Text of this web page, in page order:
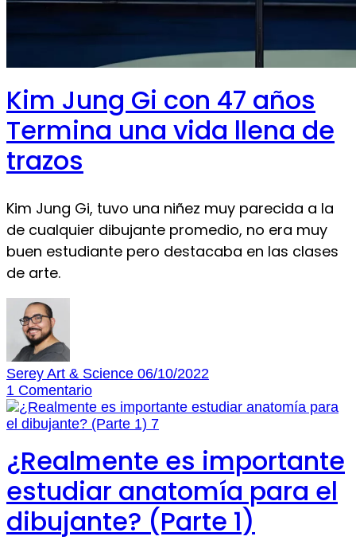
Kim Jung Gi con 47 años
Termina una vida llena de
trazos
Kim Jung Gi, tuvo una niñez muy parecida a la
de cualquier dibujante promedio, no era muy
buen estudiante pero destacaba en las clases
de arte.
Serey Art & Science 06/10/2022
1 Comentario
¿Realmente es importante
estudiar anatomía para el
dibujante? (Parte 1)